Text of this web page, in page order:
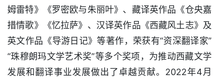
姆雷特》《罗密欧与朱丽叶》、藏译英作品《仓央嘉
措情歌》《忆拉萨》、汉译英作品《西藏风土志》及
英文作品《导游日记》等著作，荣获有“资深翻译家”
“珠穆朗玛文学艺术奖”等多个奖项，为推动西藏文学
发展和翻译事业发展做出了卓越贡献。2022年4月